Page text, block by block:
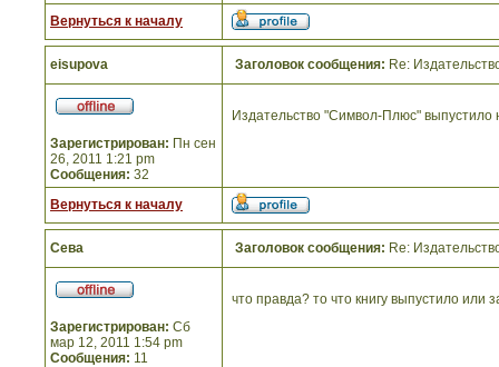
Вернуться к началу
eisupova Заголовок сообщения: Re:
Зарегистрирован: Пн сен
26, 2011 1:21 pm
Сообщения: 32
Издательство "Символ-Плюс" выпустило
Вернуться к началу
Сева Заголовок сообщения: Re:
Зарегистрирован: Сб
мар 12, 2011 1:54 pm
Сообщения: 11
что правда? то что книгу выпустило или